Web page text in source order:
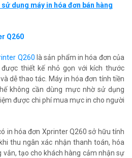
dụng máy in hóa đơn bán hàng
Q260
Q260 là sản phẩm in hóa đơn của
thiết kế nhỏ gọn với kích thước
dễ thao tác. Máy in hóa đơn tính tiền
không cần dùng mực nhờ sử dụng
được chi phí mua mực in cho người
in hóa đơn Xprinter Q260 sở hữu tính
thu ngân xác nhận thanh toán, hóa
vắn, tạo cho khách hàng cảm nhận sự